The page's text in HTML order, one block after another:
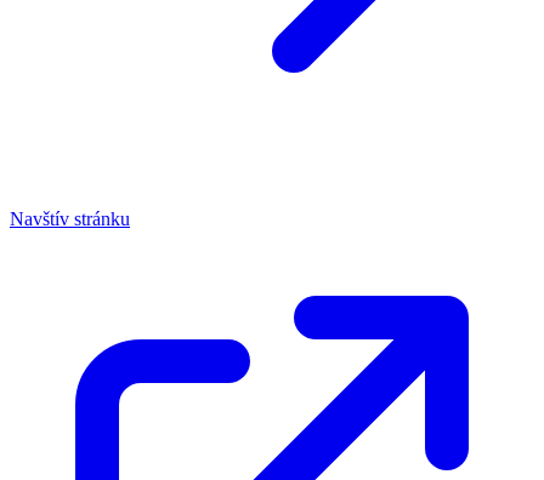
Navštív stránku